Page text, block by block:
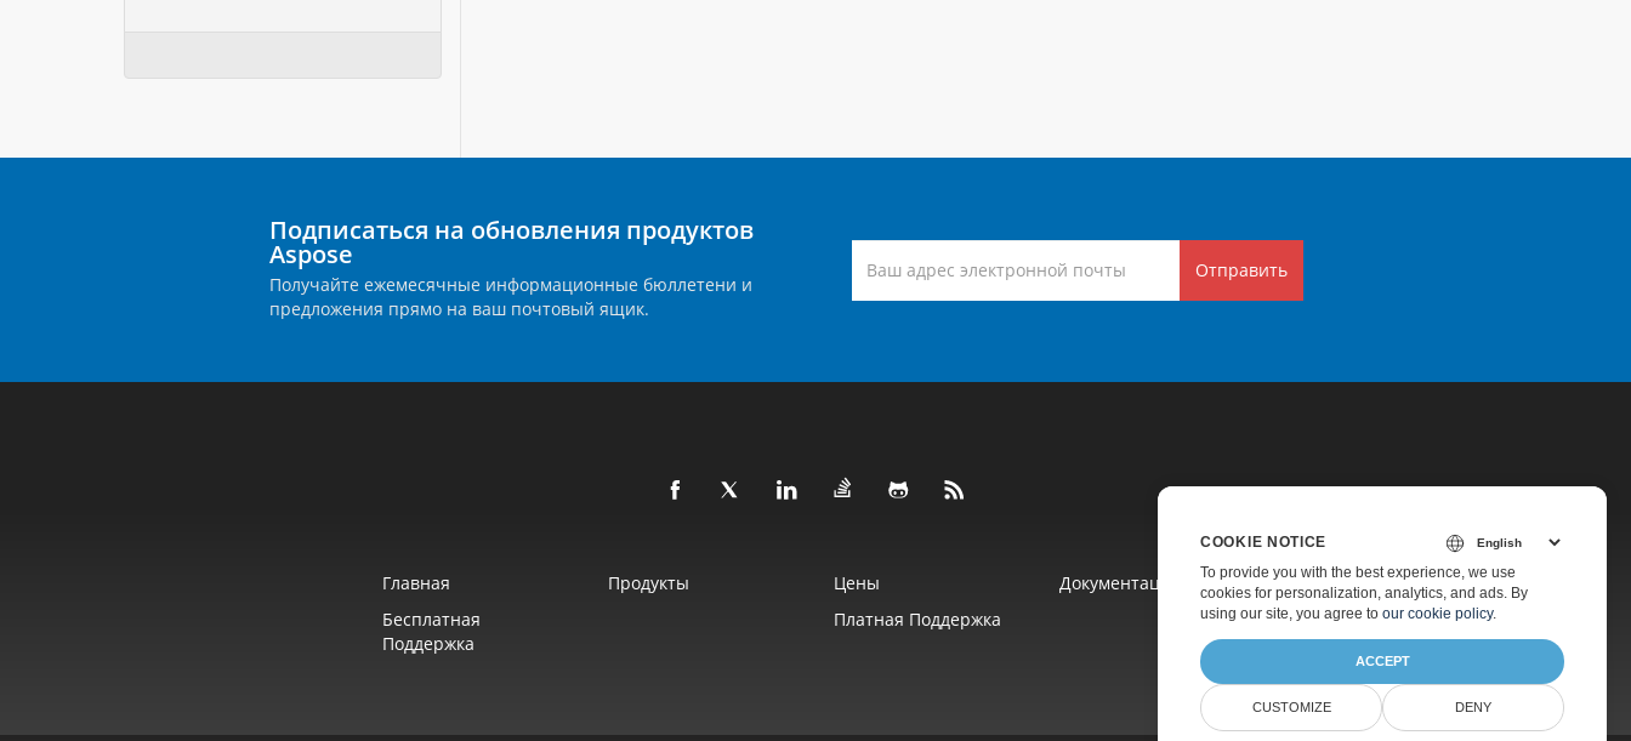
Подписаться на обновления продуктов
Aspose
Получайте ежемесячные информационные бюллетени и
предложения прямо на ваш почтовый ящик.
Отправить
Главная Продукты Цены
Документация
Бесплатная
Поддержка
Платная Поддержка
COOKIE NOTICE
To provide you with the best experience, we use
cookies for personalization, analytics, and ads. By
using our site, you agree to our cookie policy.
ACCEPT
CUSTOMIZE DENY